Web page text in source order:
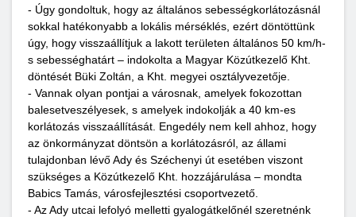
- Úgy gondoltuk, hogy az általános sebességkorlátozásnál
sokkal hatékonyabb a lokális mérséklés, ezért döntöttünk
úgy, hogy visszaállítjuk a lakott területen általános 50 km/h-
s sebességhatárt – indokolta a Magyar Közútkezelő Kht.
döntését Büki Zoltán, a Kht. megyei osztályvezetője.
- Vannak olyan pontjai a városnak, amelyek fokozottan
balesetveszélyesek, s amelyek indokolják a 40 km-es
korlátozás visszaállítását. Engedély nem kell ahhoz, hogy
az önkormányzat döntsön a korlátozásról, az állami
tulajdonban lévő Ady és Széchenyi út esetében viszont
szükséges a Közútkezelő Kht. hozzájárulása – mondta
Babics Tamás, városfejlesztési csoportvezető.
- Az Ady utcai lefolyó melletti gyalogátkelőnél szeretnénk